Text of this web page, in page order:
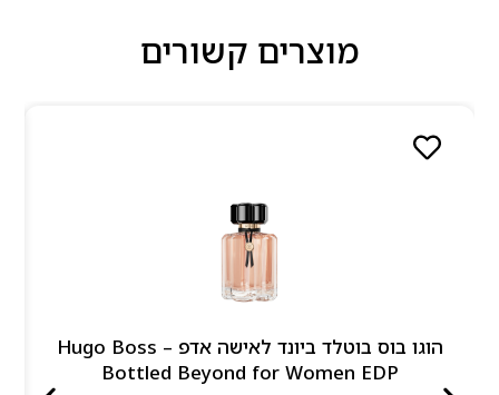
מוצרים קשורים
הוגו בוס בוטלד ביונד לאישה אדפ – Hugo Boss
Bottled Beyond for Women EDP